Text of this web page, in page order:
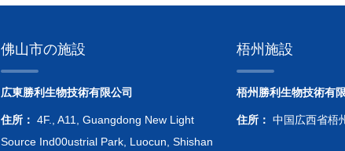
佛山市の施設
広東勝利生物技術有限公司
住所： 4F., A11, Guangdong New Light
Source Ind00ustrial Park, Luocun, Shishan
梧州施設
梧州勝利生物技術有
住所： 中国広西省梧